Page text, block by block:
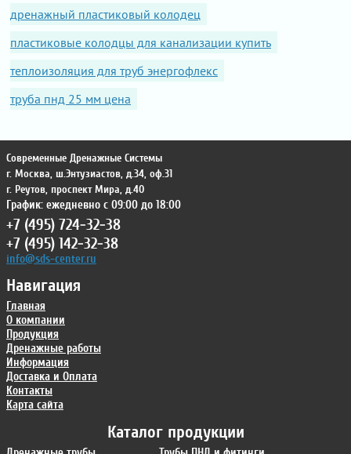
дренажный пластиковый колодец
пластиковые колодцы для канализации купить
теплоизоляция для труб энергофлекс
труба пнд 25 мм цена
Каталог продукции
Навигация
Главная
О компании
Продукция
Дренажные работы
Информация
Доставка и Оплата
Контакты
Карта сайта
Современные Дренажные Системы
г. Москва, ш.Энтузиастов, д.34, оф.31
г. Реутов, проспект Мира, д.40
График: ежедневно с 09:00 до 18:00
+7 (495) 724-32-38
+7 (495) 142-32-38
info@sds-center.ru